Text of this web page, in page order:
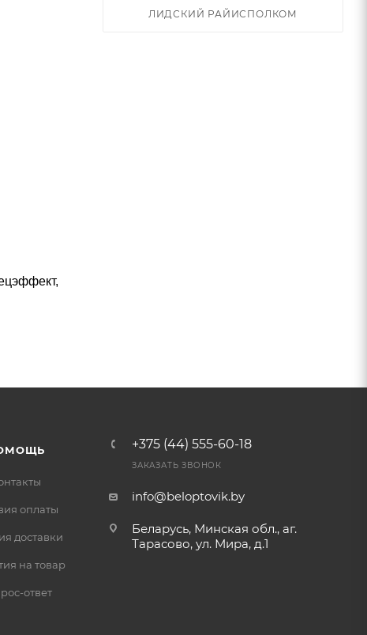
ЛИДСКИЙ РАЙИСПОЛКОМ
оплаты
доставки
на товар
ответ
+375 (44) 555-60-18
ЗАКАЗАТЬ ЗВОНОК
info@beloptovik.by
Беларусь, Минская обл., аг.
Тарасово, ул. Мира, д.1